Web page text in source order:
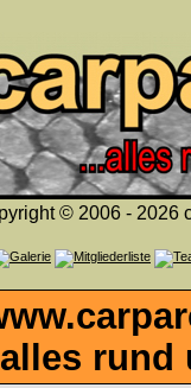
© 2006 - 2026
rund